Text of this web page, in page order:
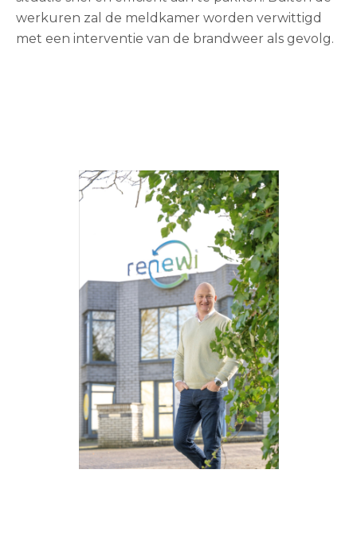
werkuren zal de meldkamer worden verwittigd
met een interventie van de brandweer als gevolg.